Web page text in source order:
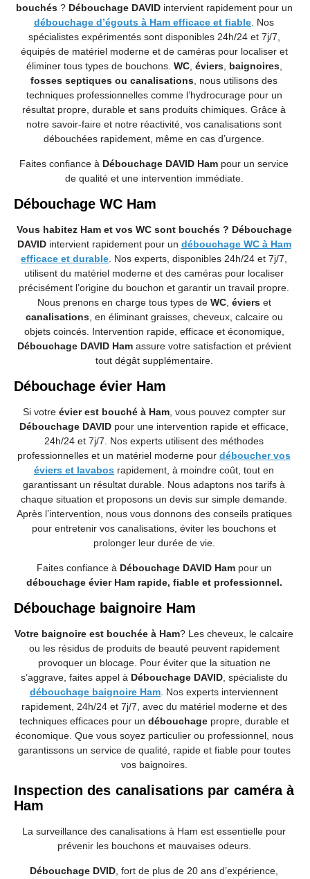
bouchés? Débouchage DAVIDintervient rapidement pour un
débouchage d’égouts à Ham efficace et fiable . Nos
spécialistes expérimentés sont disponibles 24h/24 et 7j/7,
équipés de matériel moderne et de caméras pour localiser et
éliminer tous types de bouchons. WC, éviers, baignoires,
fosses septiques ou canalisations , nous utilisons des
techniques professionnelles comme l’hydrocurage pour un
résultat propre, durable et sans produits chimiques. Grâce à
notre savoir-faire et notre réactivité, vos canalisations sont
débouchées rapidement, même en cas d’urgence.
Faites confiance à Débouchage DAVID Ham pour un service
de qualité et une intervention immédiate.
Débouchage WC Ham
Vous habitez Ham et vos WC sont bouchés ? Débouchage
DAVIDintervient rapidement pour un débouchage WC à Ham
efficace et durable . Nos experts, disponibles 24h/24 et 7j/7,
utilisent du matériel moderne et des caméras pour localiser
précisément l’origine du bouchon et garantir un travail propre.
Nous prenons en charge tous types de WC, évierset
canalisations, en éliminant graisses, cheveux, calcaire ou
objets coincés. Intervention rapide, efficace et économique,
Débouchage DAVID Ham assure votre satisfaction et prévient
tout dégât supplémentaire.
Débouchage évier Ham
Si votre évier est bouché à Ham, vous pouvez compter sur
Débouchage DAVID pour une intervention rapide et efficace,
24h/24 et 7j/7. Nos experts utilisent des méthodes
professionnelles et un matériel moderne pour déboucher vos
éviers et lavabos rapidement, à moindre coût, tout en
garantissant un résultat durable. Nous adaptons nos tarifs à
chaque situation et proposons un devis sur simple demande.
Après l’intervention, nous vous donnons des conseils pratiques
pour entretenir vos canalisations, éviter les bouchons et
prolonger leur durée de vie.
Faites confiance à Débouchage DAVID Ham pour un
débouchage évier Ham rapide, fiable et professionnel.
Débouchage baignoire Ham
Votre baignoire est bouchée à Ham? Les cheveux, le calcaire
ou les résidus de produits de beauté peuvent rapidement
provoquer un blocage. Pour éviter que la situation ne
s’aggrave, faites appel à Débouchage DAVID, spécialiste du
débouchage baignoire Ham . Nos experts interviennent
rapidement, 24h/24 et 7j/7, avec du matériel moderne et des
techniques efficaces pour un débouchagepropre, durable et
économique. Que vous soyez particulier ou professionnel, nous
garantissons un service de qualité, rapide et fiable pour toutes
vos baignoires.
Inspection des canalisations par caméra à
Ham
La surveillance des canalisations à Ham est essentielle pour
prévenir les bouchons et mauvaises odeurs.
Débouchage DVID , fort de plus de 20 ans d’expérience,